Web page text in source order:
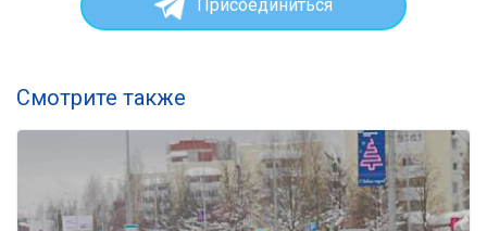
Присоединиться
Смотрите также